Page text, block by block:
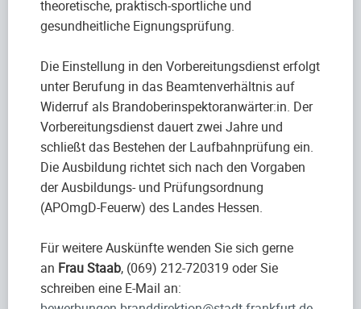
theoretische, praktisch-sportliche und
gesundheitliche Eignungsprüfung.
Die Einstellung in den Vorbereitungsdienst erfolgt
unter Berufung in das Beamtenverhältnis auf
Widerruf als Brandoberinspektoranwärter:in. Der
Vorbereitungsdienst dauert zwei Jahre und
schließt das Bestehen der Laufbahnprüfung ein.
Die Ausbildung richtet sich nach den Vorgaben
der Ausbildungs- und Prüfungsordnung
(APOmgD-Feuerw) des Landes Hessen.
Für weitere Auskünfte wenden Sie sich gerne
an Frau Staab, (069) 212-720319 oder Sie
schreiben eine E-Mail an: